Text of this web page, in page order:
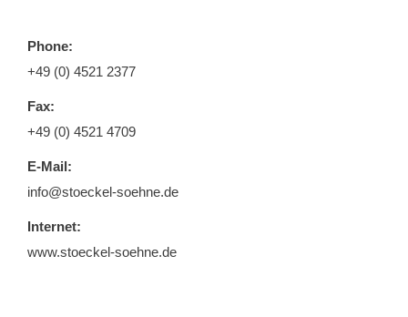
Phone:
+49 (0) 4521 2377
Fax:
+49 (0) 4521 4709
E-Mail:
info@stoeckel-soehne.de
Internet:
www.stoeckel-soehne.de